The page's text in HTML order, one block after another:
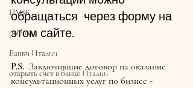
ПМЖ
рыбалка
Банки Италии
открыть счет в банке Италии
обращаться  через форму на
этом сайте.
P.S.  Заключившие договор на оказание
консультационных услуг по бизнес -